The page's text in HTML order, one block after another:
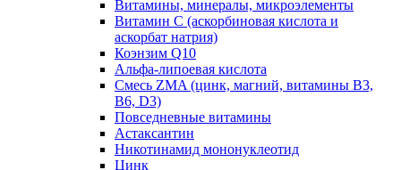
Витамины, минералы, микроэлементы
Витамин C (аскорбиновая кислота и
аскорбат натрия)
Коэнзим Q10
Альфа-липоевая кислота
Смесь ZMA (цинк, магний, витамины B3,
B6, D3)
Повседневные витамины
Астаксантин
Никотинамид мононуклеотид
Цинк